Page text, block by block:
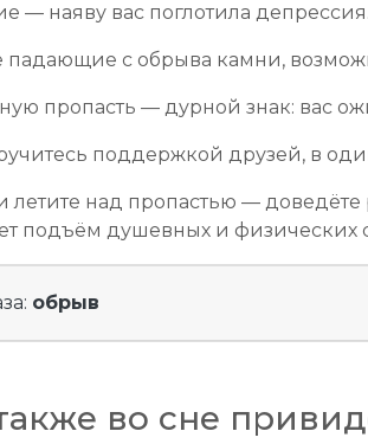
— наяву вас поглотила
с обрыва камни,
пропасть — дурной знак: вас
поддержкой друзей, в
и летите над пропастью —
подъём душевных и физических
обрыв
во сне